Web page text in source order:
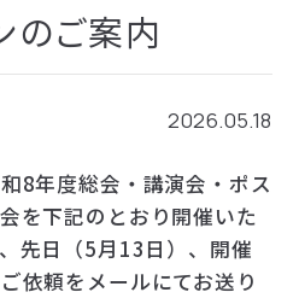
のご案内
2026.05.18
8年度総会・講演会・ポス
を下記のとおり開催いた
先日（5月13日）、開催
依頼をメールにてお送り